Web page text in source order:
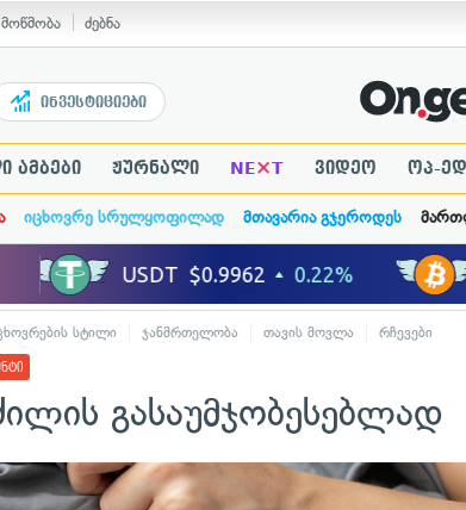
ძებნა
ინვესტიციები
ამბები ჟურნალი NE×T ვიდეო ოპ-
იცხოვრე სრულყოფილად მთავარია გჯეროდეს
სტილი ჯანმრთელობა თავის მოვლა რჩევები
გასაუმჯობესებლად